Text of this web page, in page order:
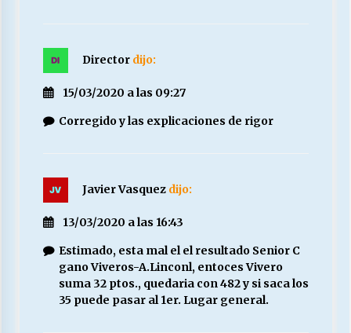
Director dijo:
15/03/2020 a las 09:27
Corregido y las explicaciones de rigor
Javier Vasquez dijo:
13/03/2020 a las 16:43
Estimado, esta mal el el resultado Senior C
gano Viveros-A.Linconl, entoces Vivero
suma 32 ptos., quedaria con 482 y si saca los
35 puede pasar al 1er. Lugar general.